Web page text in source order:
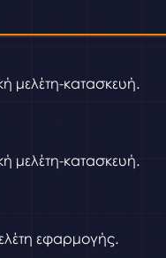
μελέτη-κατασκευή.
μελέτη-κατασκευή.
εφαρμογής.